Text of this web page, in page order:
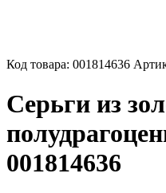
Код товара: 001814636
Серьги из
001814636